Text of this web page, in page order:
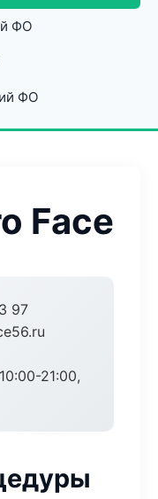
ФО
ФО
Face
97
21:00,